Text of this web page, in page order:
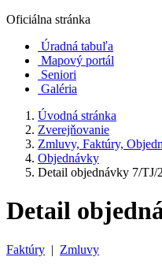
Oficiálna stránka
Úradná tabuľa
Mapový portál
Seniori
Galéria
Úvodná stránka
Zverejňovanie
Zmluvy, Faktúry,
Objednávky
Detail objednávky 7/TJ/
Detail
Faktúry | Zmluvy